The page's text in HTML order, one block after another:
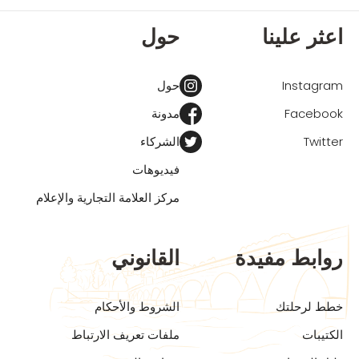
اعثر علينا
Instagram
Facebook
Twitter
حول
حول
مدونة
الشركاء
فيديوهات
مركز العلامة التجارية والإعلام
روابط مفيدة
خطط لرحلتك
الكتيبات
القانوني
الشروط والأحكام
ملفات تعريف الارتباط